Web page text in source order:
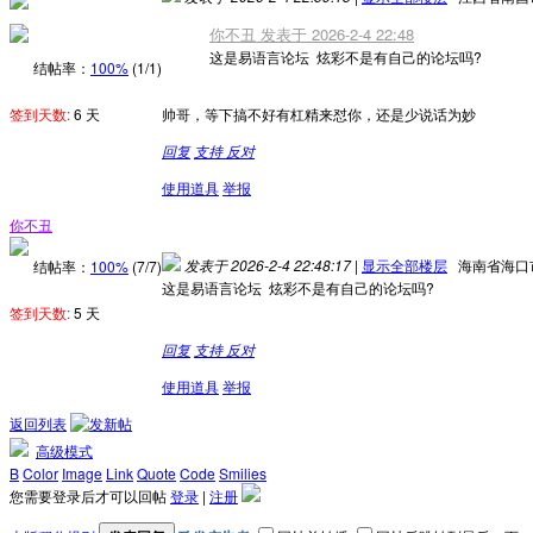
结帖率： 100% (1/1)
签到天数:6 天
你不丑 发表于 2026-2-4 22:48
这是易语言论坛 炫彩不是有自己的论坛吗?
帅哥，等下搞不好有杠精来怼你，还是少说话为妙
回复 支持 反对
使用道具举报
你不丑
结帖率： 100% (7/7)
签到天数:5 天
发表于 2026-2-4 22:48:17 | 显示全部楼层 海南省海口
这是易语言论坛 炫彩不是有自己的论坛吗?
回复 支持 反对
使用道具举报
返回列表
高级模式
BColor Image LinkQuoteCodeSmilies
您需要登录后才可以回帖登录 | 注册